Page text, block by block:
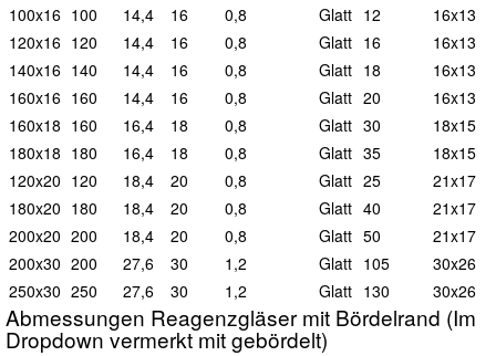
100x16 100 14,4 16 0,8 Glatt 12
16x13
120x16 120 14,4 16 0,8 Glatt 16
16x13
140x16 140 14,4 16 0,8 Glatt 18
16x13
160x16 160 14,4 16 0,8 Glatt 20
16x13
160x18 160 16,4 18 0,8 Glatt 30
18x15
180x18 180 16,4 18 0,8 Glatt 35
18x15
120x20 120 18,4 20 0,8 Glatt 25
21x17
180x20 180 18,4 20 0,8 Glatt 40
21x17
200x20 200 18,4 20 0,8 Glatt 50
21x17
200x30 200 27,6 30 1,2 Glatt 105
30x26
250x30 250 27,6 30 1,2 Glatt 130 30x26
Abmessungen Reagenzgläser mit Bördelrand (Im
Dropdown vermerkt mit gebördelt)